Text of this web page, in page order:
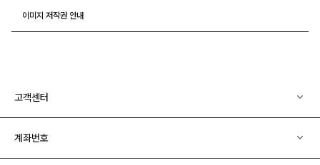
이미지 저작권 안내
고객센터
계좌번호